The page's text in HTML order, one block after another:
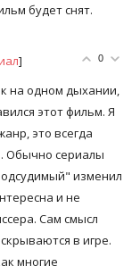
будет снят.
0
]
на одном дыхании,
этот фильм. Я
это всегда
Обычно сериалы
изменил
и не
Сам смысл
в игре.
многие